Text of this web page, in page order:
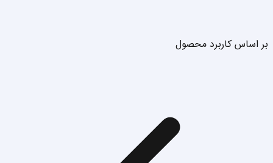
بر اساس کاربرد محصول